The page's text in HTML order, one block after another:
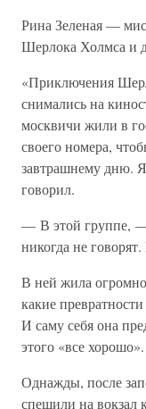
Рина Зеленая —
Шерлока Холмса и
«Приключения
снимались на
москвичи жили в
своего номера,
завтрашнему дню.
говорил.
— В этой группе,
никогда не
В ней жила
какие
И саму себя она
этого «все хорошо».
Однажды, после
спешили на вокзал